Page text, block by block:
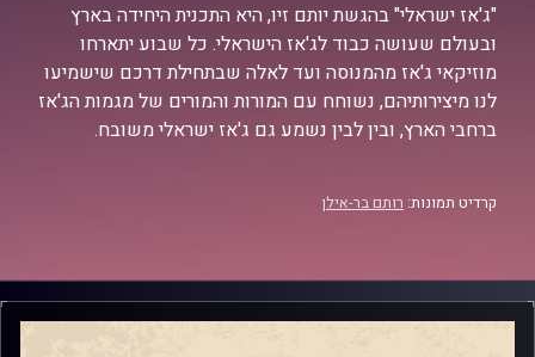
"ג'אז ישראלי" בהגשת יותם זיו, היא התכנית היחידה בארץ
ובעולם שעושה כבוד לג'אז הישראלי. כל שבוע יתארחו
מוזיקאי ג'אז מהמנוסה ועד לאלה שבתחילת דרכם שישמיעו
לנו מיצירותיהם, נשוחח עם המורות והמורים של מגמות הג'אז
ברחבי הארץ, ובין לבין נשמע גם ג'אז ישראלי משובח.
קרדיט תמונות: רותם בר-אילן